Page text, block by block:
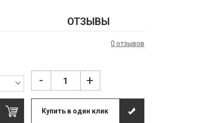
ОТЗЫВЫ
0 отзывов
- +
Купить в один клик